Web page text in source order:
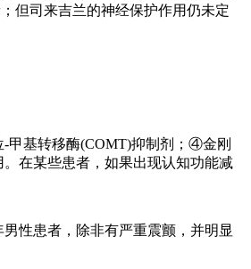
；但司来吉兰的神经保护作用仍未定
甲基转移酶(COMT)抑制剂；④金刚
在某些患者，如果出现认知功能减
性患者，除非有严重震颤，并明显